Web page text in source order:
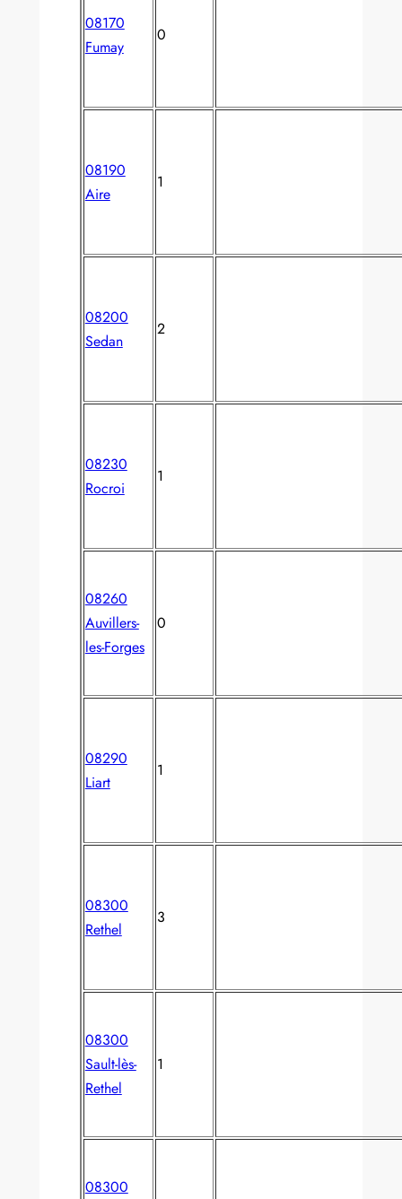
08170
Fumay
0
08190
Aire
1
08200
Sedan
2
08230
Rocroi
1
08260
Auvillers-
les-Forges
0
08290
Liart
1
08300
Rethel
3
08300
Sault-lès-
Rethel
1
08300